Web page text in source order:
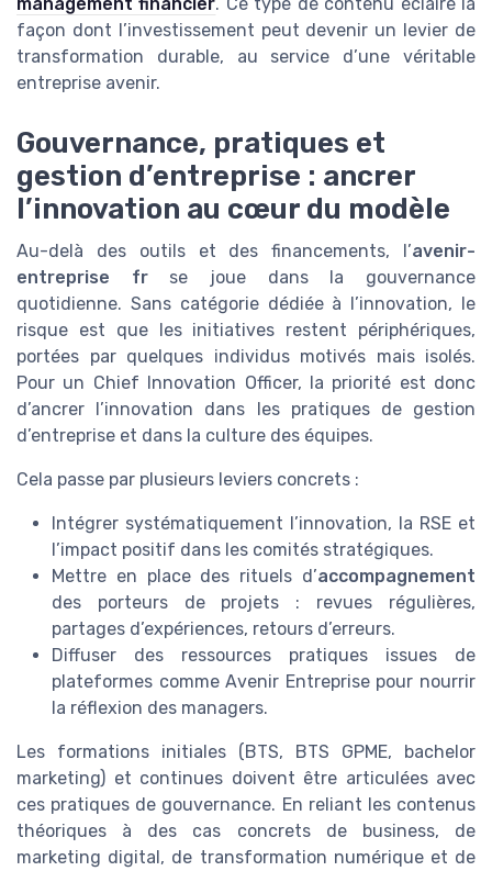
management financier. Ce type de contenu éclaire la
façon dont l’investissement peut devenir un levier de
transformation durable, au service d’une véritable
entreprise avenir.
Gouvernance, pratiques et
gestion d’entreprise : ancrer
l’innovation au cœur du modèle
Au-delà des outils et des financements, l’avenir-
entreprise frse joue dans la gouvernance
quotidienne. Sans catégorie dédiée à l’innovation, le
risque est que les initiatives restent périphériques,
portées par quelques individus motivés mais isolés.
Pour un Chief Innovation Officer, la priorité est donc
d’ancrer l’innovation dans les pratiques de gestion
d’entreprise et dans la culture des équipes.
Cela passe par plusieurs leviers concrets :
Intégrer systématiquement l’innovation, la RSE et
l’impact positif dans les comités stratégiques.
Mettre en place des rituels d’accompagnement
des porteurs de projets : revues régulières,
partages d’expériences, retours d’erreurs.
Diffuser des ressources pratiques issues de
plateformes comme Avenir Entreprise pour nourrir
la réflexion des managers.
Les formations initiales (BTS, BTS GPME, bachelor
marketing) et continues doivent être articulées avec
ces pratiques de gouvernance. En reliant les contenus
théoriques à des cas concrets de business, de
marketing digital, de transformation numérique et de